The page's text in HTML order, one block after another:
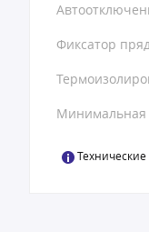
Фиксатор
Минимальная